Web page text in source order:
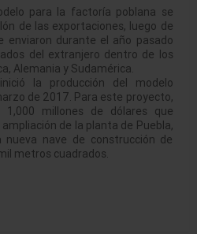
para la factoría poblana se
de las exportaciones, luego de
enviaron durante el año pasado
del extranjero dentro de los
Alemania y Sudamérica.
la producción del modelo
de 2017. Para este proyecto,
millones de dólares que
de la planta de Puebla,
nave de construcción de
metros cuadrados.